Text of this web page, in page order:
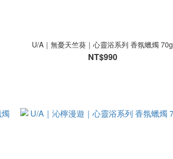
U/A｜無憂天竺葵｜心靈浴系列 香氛蠟燭 70g
NT$990